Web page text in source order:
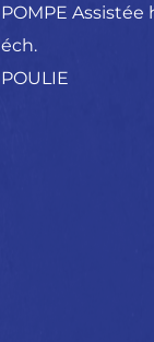
POMPE Assistée
éch.
POULIE